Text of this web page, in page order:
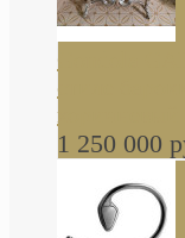
стиле
коричневый
1 250 000